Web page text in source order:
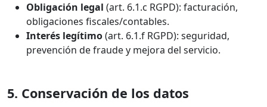
Obligación legal (art. 6.1.c RGPD): facturación,
obligaciones fiscales/contables.
Interés legítimo(art. 6.1.f RGPD): seguridad,
prevención de fraude y mejora del servicio.
5. Conservación de los datos